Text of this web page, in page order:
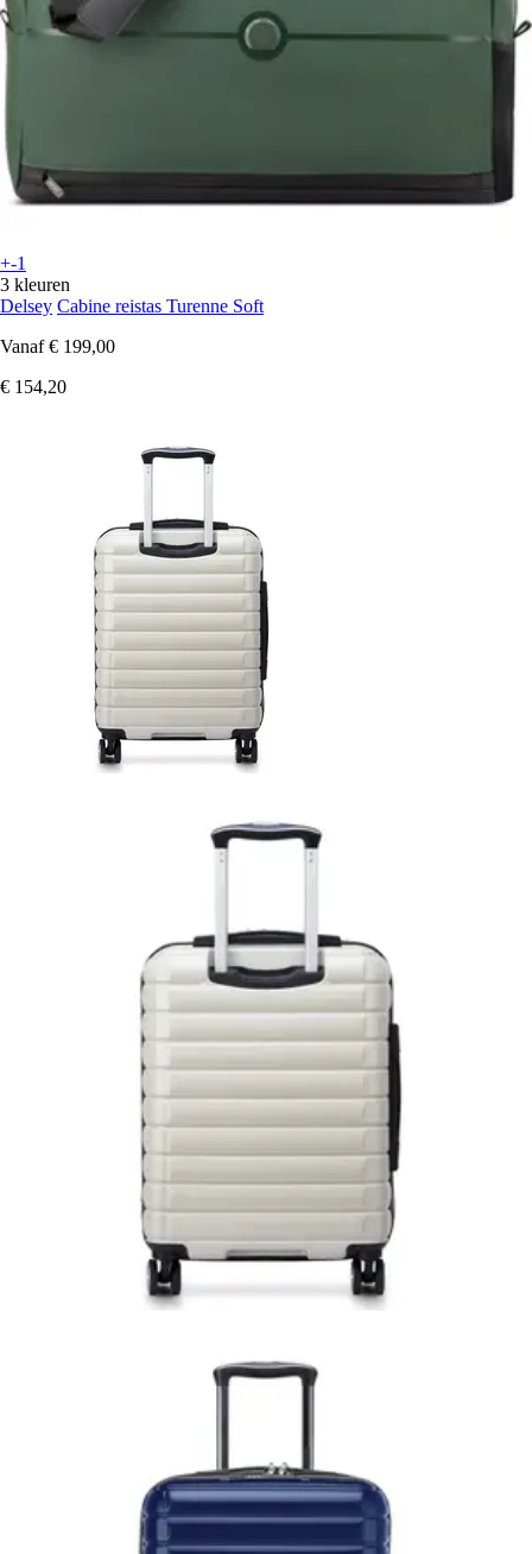
+-1
3 kleuren
Delsey Cabine reistas Turenne Soft
Vanaf € 199,00
€ 154,20